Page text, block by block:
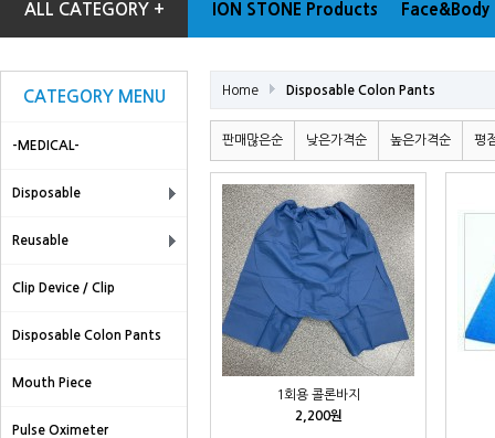
ALL CATEGORY + ION STONE Products
CATEGORY MENU
-MEDICAL-
Disposable
Reusable
Clip Device / Clip
Disposable Colon Pants
Mouth Piece
Pulse Oximeter
Home Disposable Colon Pants
판매많은순 낮은가격순 높은가격순 평
1회용 콜론바지
2,200원